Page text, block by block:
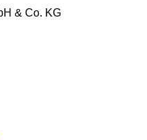
& Co. KG